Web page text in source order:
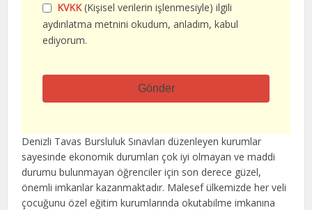
KVKK(Kişisel verilerin işlenmesiyle) ilgili
aydınlatma metnini okudum, anladım, kabul
ediyorum.
Gönder
alan
boş
bırakılmalıdır
Denizli Tavas Bursluluk Sınavları düzenleyen kurumlar
sayesinde ekonomik durumları çok iyi olmayan ve maddi
durumu bulunmayan öğrenciler için son derece güzel,
önemli imkanlar kazanmaktadır. Malesef ülkemizde her veli
çocuğunu özel eğitim kurumlarında okutabilme imkanına